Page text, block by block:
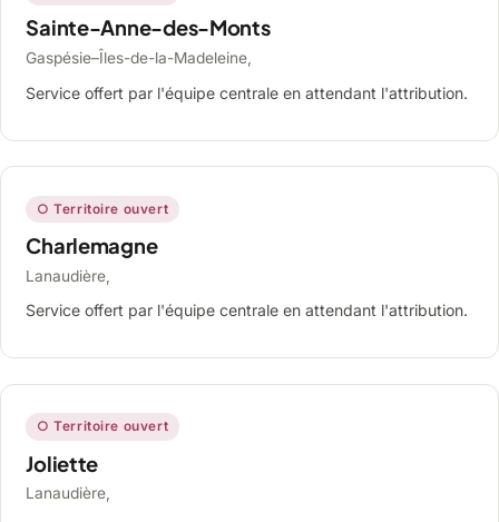
Sainte-Anne-des-Monts
Gaspésie–Îles-de-la-Madeleine,
Service offert par l'équipe centrale en attendant l'attribution.
○ Territoire ouvert
Charlemagne
Lanaudière,
Service offert par l'équipe centrale en attendant l'attribution.
○ Territoire ouvert
Joliette
Lanaudière,